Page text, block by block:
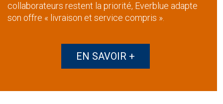
collaborateurs restent la priorité, Everblue adapte
son offre « livraison et service compris ».
EN SAVOIR +